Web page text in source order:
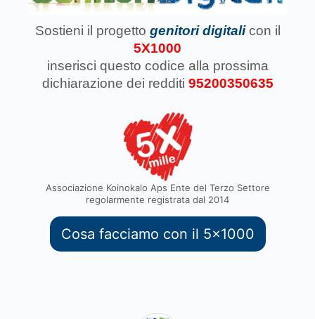
Sostieni il progetto genitori digitali con il
5X1000
inserisci questo codice alla prossima
dichiarazione dei redditi 95200350635
Associazione Koinokalo Aps Ente del Terzo Settore
regolarmente registrata dal 2014
Cosa facciamo con il 5x1000